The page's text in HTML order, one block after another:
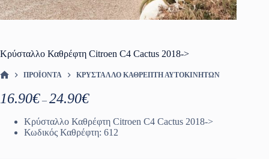
Κρύσταλλο Καθρέφτη Citroen C4 Cactus 2018->
ΠΡΟΪΌΝΤΑ ΚΡΎΣΤΑΛΛΟ ΚΑΘΡΈΠΤΗ ΑΥΤΟΚΙΝΗΤΩΝ
16.90€ – 24.90€Price
16.90€
through
24.90€
Κρύσταλλο Καθρέφτη Citroen C4 Cactus 2018->
Κωδικός Καθρέφτη: 612